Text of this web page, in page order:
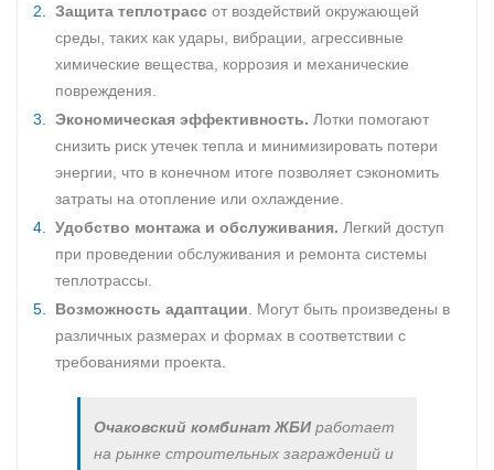
Защита теплотрасс от воздействий окружающей
среды, таких как удары, вибрации, агрессивные
химические вещества, коррозия и механические
повреждения.
Экономическая эффективность. Лотки помогают
снизить риск утечек тепла и минимизировать потери
энергии, что в конечном итоге позволяет сэкономить
затраты на отопление или охлаждение.
Удобство монтажа и обслуживания. Легкий доступ
при проведении обслуживания и ремонта системы
теплотрассы.
Возможность адаптации . Могут быть произведены в
различных размерах и формах в соответствии с
требованиями проекта.
Очаковский комбинат ЖБИработает
на рынке строительных заграждений и